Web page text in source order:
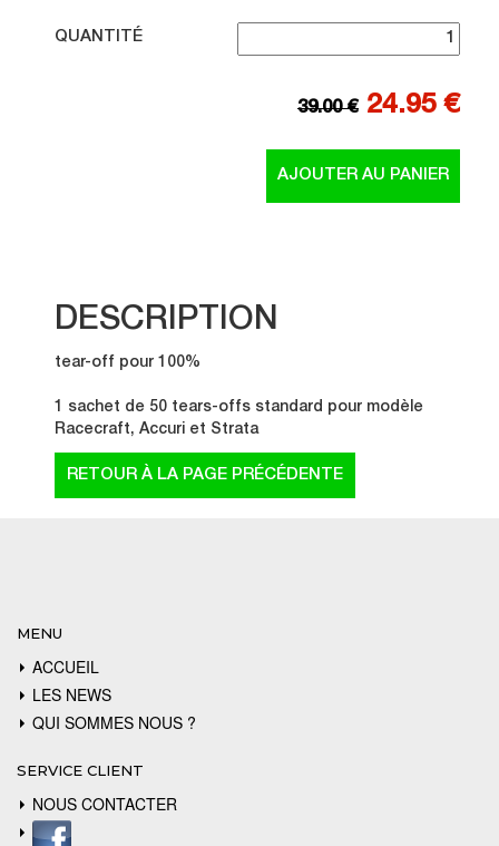
QUANTITÉ
39.00 € 24.95 €
DESCRIPTION
tear-off pour 100%
1 sachet de 50 tears-offs standard pour modèle
Racecraft, Accuri et Strata
MENU
ACCUEIL
LES NEWS
QUI SOMMES NOUS ?
SERVICE CLIENT
NOUS CONTACTER